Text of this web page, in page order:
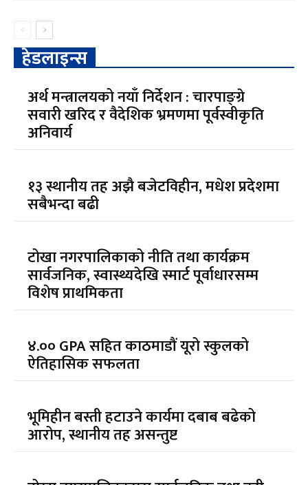
हेडलाइन्स
अर्थ मन्त्रालयको नयाँ निर्देशन : चारपाङ्ग्रे
सवारी खरिद र वैदेशिक भ्रमणमा पूर्वस्वीकृति
अनिवार्य
१३ स्थानीय तह अझै बजेटविहीन, मधेश प्रदेशमा
सबैभन्दा बढी
टोखा नगरपालिकाको नीति तथा कार्यक्रम
सार्वजनिक, स्वास्थ्यदेखि स्मार्ट पूर्वाधारसम्म
विशेष प्राथमिकता
४.०० GPA सहित काठमाडौं यूरो स्कुलको
ऐतिहासिक सफलता
भूमिहीन बस्ती हटाउने कार्यमा दबाब बढेको
आरोप, स्थानीय तह असन्तुष्ट